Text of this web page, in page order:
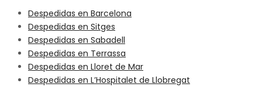
Despedidas en Barcelona
Despedidas en Sitges
Despedidas en Sabadell
Despedidas en Terrassa
Despedidas en Lloret de Mar
Despedidas en L’Hospitalet de Llobregat